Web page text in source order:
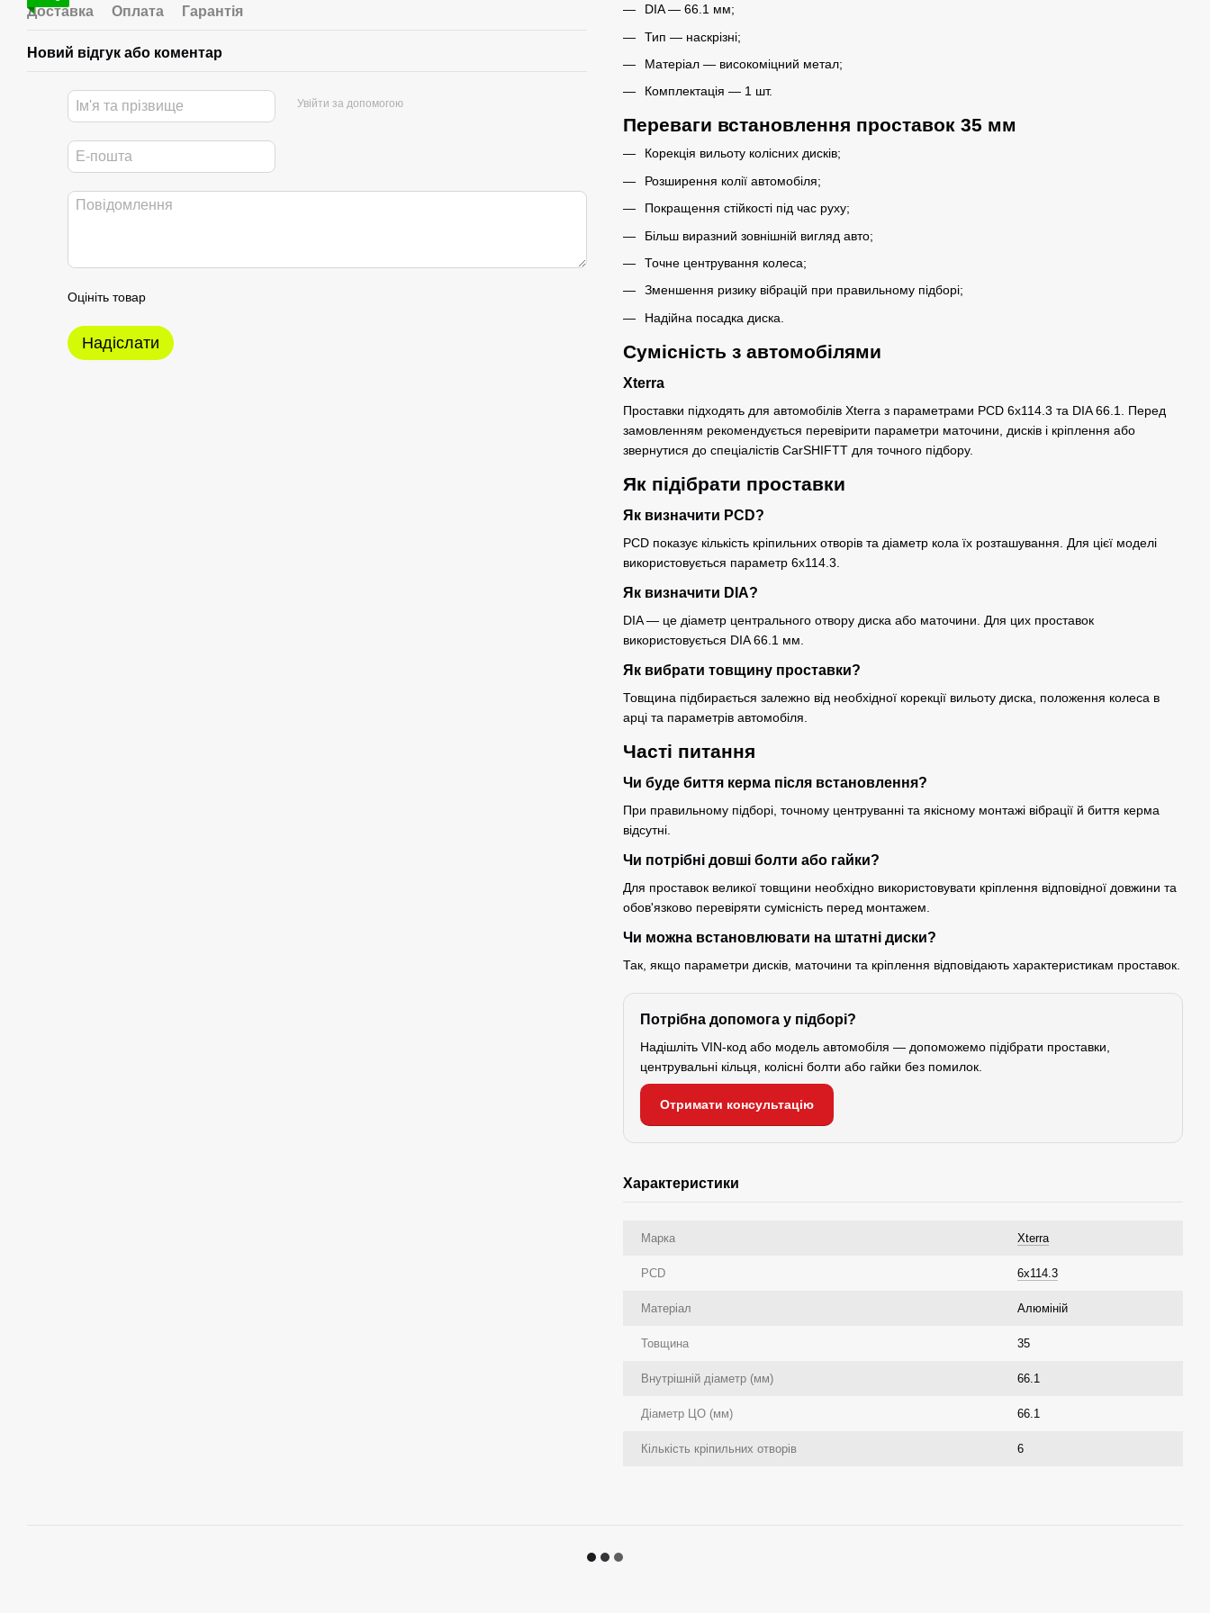
Доставка Оплата Гарантія
Новий відгук або коментар
Увійти за допомогою
Оцініть товар
Надіслати
DIA — 66.1 мм;
Тип — наскрізні;
Матеріал — високоміцний метал;
Комплектація — 1 шт.
Переваги встановлення проставок 35 мм
Корекція вильоту колісних дисків;
Розширення колії автомобіля;
Покращення стійкості під час руху;
Більш виразний зовнішній вигляд авто;
Точне центрування колеса;
Зменшення ризику вібрацій при правильному підборі;
Надійна посадка диска.
Сумісність з автомобілями
Xterra
Проставки підходять для автомобілів Xterra з параметрами PCD 6x114.3 та DIA 66.1. Перед
замовленням рекомендується перевірити параметри маточини, дисків і кріплення або
звернутися до спеціалістів CarSHIFTT для точного підбору.
Як підібрати проставки
Як визначити PCD?
PCD показує кількість кріпильних отворів та діаметр кола їх розташування. Для цієї моделі
використовується параметр 6x114.3.
Як визначити DIA?
DIA — це діаметр центрального отвору диска або маточини. Для цих проставок
використовується DIA 66.1 мм.
Як вибрати товщину проставки?
Товщина підбирається залежно від необхідної корекції вильоту диска, положення колеса в
арці та параметрів автомобіля.
Часті питання
Чи буде биття керма після встановлення?
При правильному підборі, точному центруванні та якісному монтажі вібрації й биття керма
відсутні.
Чи потрібні довші болти або гайки?
Для проставок великої товщини необхідно використовувати кріплення відповідної довжини та
обов'язково перевіряти сумісність перед монтажем.
Чи можна встановлювати на штатні диски?
Так, якщо параметри дисків, маточини та кріплення відповідають характеристикам проставок.
Потрібна допомога у підборі?
Надішліть VIN-код або модель автомобіля — допоможемо підібрати проставки,
центрувальні кільця, колісні болти або гайки без помилок.
Отримати консультацію
Характеристики
Марка Xterra
PCD 6х114.3
Матеріал Алюміній
Товщина 35
Внутрішній діаметр (мм) 66.1
Діаметр ЦО (мм) 66.1
Кількість кріпильних отворів 6